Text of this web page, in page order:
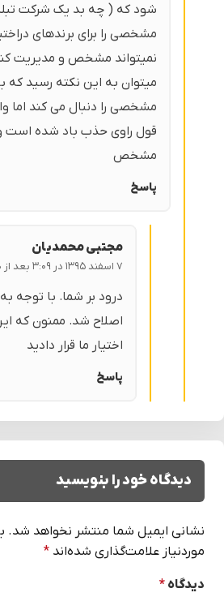
شود که ( چه بد یک شرکت
مشخصی را برای برندهای
نمیتواند مشخص و مدیریت
میتوان به این نکته رسید که
مشخصی را دنبال می کند اما
قول راوی حذب باد شده است
مشخص
پاسخ
مجتبی محمدیان
۷ اسفند ۱۳۹۵ در ۳:۰۹ بعد از ظهر
درود بر شما. با توجه
اصلاح شد. ممنون که
اختیار ما قرار دادید
پاسخ
دیدگاه خود را بنویسید
نشانی ایمیل شما منتشر نخواهد شد.
موردنیاز علامت‌گذاری شده‌اند *
دیدگاه *